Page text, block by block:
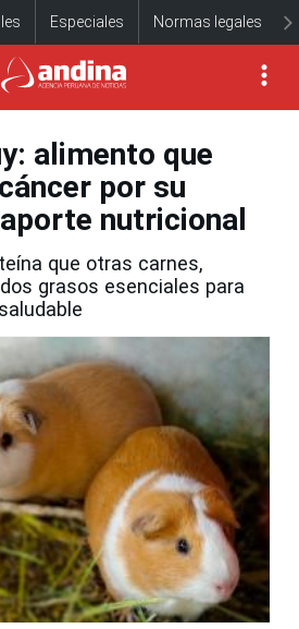
Especiales Normas legales
alimento que
por su
nutricional
que otras carnes,
grasos esenciales para